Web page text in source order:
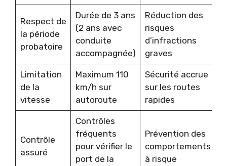
Respect de
la période
probatoire
Durée de 3 ans
(2 ans avec
conduite
accompagnée)
Réduction des
risques
d’infractions
graves
Limitation
de la
vitesse
Maximum 110
km/h sur
autoroute
Sécurité accrue
sur les routes
rapides
Contrôle
assuré
Contrôles
fréquents
pour vérifier le
port de la
Prévention des
comportements
à risque